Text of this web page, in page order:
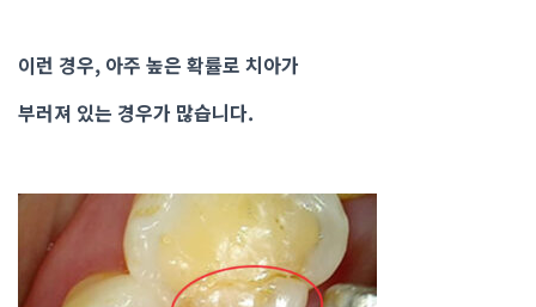
이런 경우, 아주 높은 확률로 치아가
부러져 있는 경우가 많습니다.